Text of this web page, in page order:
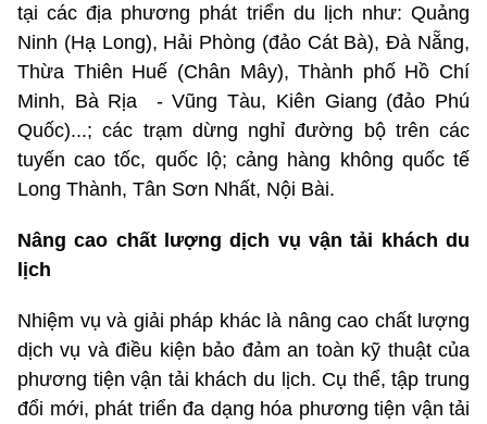
tại các địa phương phát triển du lịch như: Quảng
Ninh (Hạ Long), Hải Phòng (đảo Cát Bà), Đà Nẵng,
Thừa Thiên Huế (Chân Mây), Thành phố Hồ Chí
Minh, Bà Rịa - Vũng Tàu, Kiên Giang (đảo Phú
Quốc)...; các trạm dừng nghỉ đường bộ trên các
tuyến cao tốc, quốc lộ; cảng hàng không quốc tế
Long Thành, Tân Sơn Nhất, Nội Bài.
Nâng cao chất lượng dịch vụ vận tải khách du
lịch
Nhiệm vụ và giải pháp khác là nâng cao chất lượng
dịch vụ và điều kiện bảo đảm an toàn kỹ thuật của
phương tiện vận tải khách du lịch. Cụ thể, tập trung
đổi mới, phát triển đa dạng hóa phương tiện vận tải